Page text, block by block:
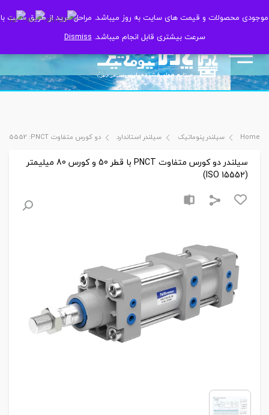
موجودی محصولات و قیمت های سایت به روز میباشد. مراحل خرید از طریق سایت با
سرعت بیشتری قابل انجام میباشد.Dismiss
موجودی محصولات و قیمت های سایت به روز میباشد. مراحل خرید از طریق سایت با
سرعت بیشتری قابل انجام میباشد.Dismiss
Home سیلندر پنوماتیک سیلندر استاندارد دو کورس متفاوت ISO 15552 :PNCT
سیلندر دو کورس متفاوت PNCT با قطر 50 و کورس 80 میلیمتر
(ISO 15552)